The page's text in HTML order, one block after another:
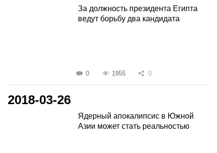
За должность президента Египта
ведут борьбу два кандидата
0 1955 0
2018-03-26
Ядерный апокалипсис в Южной
Азии может стать реальностью